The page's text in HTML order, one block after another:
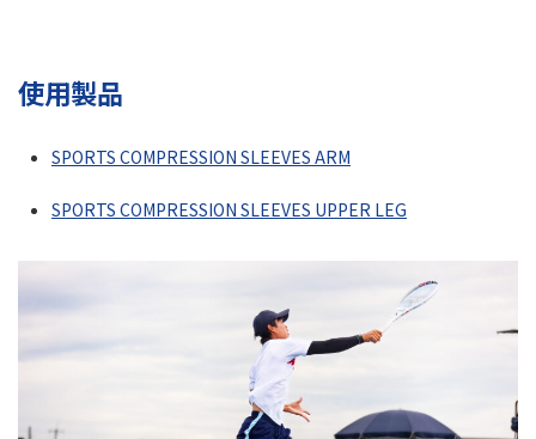
使用製品
SPORTS COMPRESSION SLEEVES ARM
SPORTS COMPRESSION SLEEVES UPPER LEG